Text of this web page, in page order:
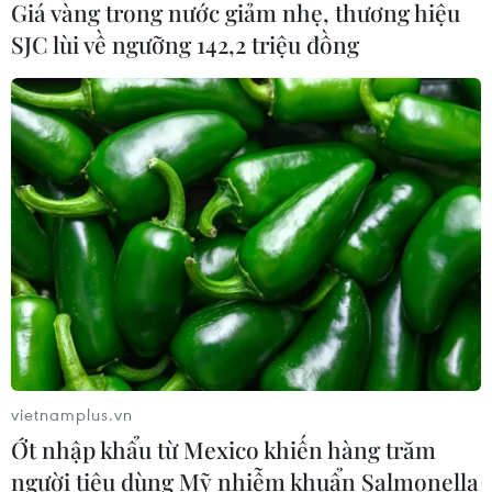
Xem thêm
CƠ QUAN CHỦ QUẢN: THÔNG TẤN XÃ VIỆT NAM
Tổng Biên tập: TRẦN TIẾN DUẨN
Phó Tổng Biên tập: NGUYỄN THỊ TÁM, KHÚC THANH
THỦY
Sở hữu trí tuệ
Quy định sử dụng
RSS
Hỗ trợ
Ngôn ngữ
Dịch vụ tin
Quảng cáo
Giá vàng trong nước giảm nhẹ, thương hiệu
SJC lùi về ngưỡng 142,2 triệu đồng
vietnamplus.vn
Ớt nhập khẩu từ Mexico khiến hàng trăm
người tiêu dùng Mỹ nhiễm khuẩn Salmonella